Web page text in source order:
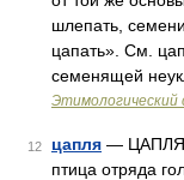
шлепать,
цапать». См.
семенящей
Этимологический
12 цапля — ЦАПЛЯ,
птица отряда